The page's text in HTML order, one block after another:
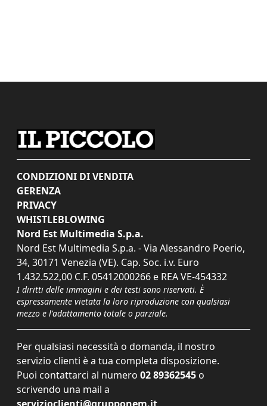
CONDIZIONI DI VENDITA
GERENZA
PRIVACY
WHISTLEBLOWING
Nord Est Multimedia S.p.a.
Nord Est Multimedia S.p.a. - Via Alessandro Poerio,
34, 30171 Venezia (VE). Cap. Soc. i.v. Euro
1.432.522,00 C.F. 05412000266 e REA VE-454332
I diritti delle immagini e dei testi sono riservati. È
espressamente vietata la loro riproduzione con qualsiasi
mezzo e l'adattamento totale o parziale.
Per qualsiasi necessità o domanda, il nostro
servizio clienti è a tua completa disposizione.
Puoi contattarci al numero 02 89362545 o
scrivendo una mail a